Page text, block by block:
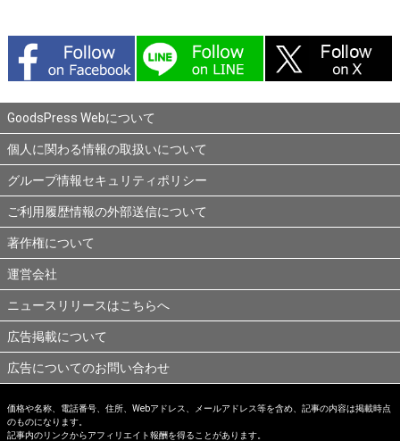
GoodsPress Webについて
個人に関わる情報の取扱いについて
グループ情報セキュリティポリシー
ご利用履歴情報の外部送信について
著作権について
運営会社
ニュースリリースはこちらへ
広告掲載について
広告についてのお問い合わせ
価格や名称、電話番号、住所、Webアドレス、メールアドレス等を含め、記事の内容は掲載時点
のものになります。
記事内のリンクからアフィリエイト報酬を得ることがあります。